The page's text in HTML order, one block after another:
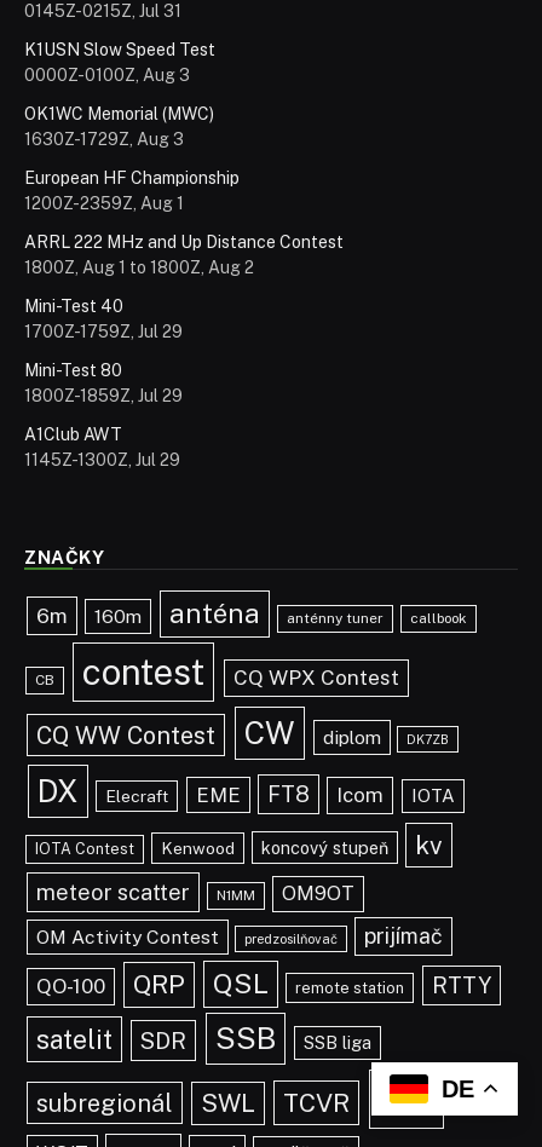
0145Z-0215Z, Jul 31
K1USN Slow Speed Test
0000Z-0100Z, Aug 3
OK1WC Memorial (MWC)
1630Z-1729Z, Aug 3
European HF Championship
1200Z-2359Z, Aug 1
ARRL 222 MHz and Up Distance Contest
1800Z, Aug 1 to 1800Z, Aug 2
Mini-Test 40
1700Z-1759Z, Jul 29
Mini-Test 80
1800Z-1859Z, Jul 29
A1Club AWT
1145Z-1300Z, Jul 29
ZNAČKY
6m 160m anténa anténny tuner callbook
CB contest CQ WPX Contest
CQ WW Contest CW diplom DK7ZB
DX Elecraft EME FT8 Icom IOTA
IOTA Contest Kenwood koncový stupeň kv
meteor scatter N1MM
OM9OT
OM Activity Contest
predzosilňovač prijímač
QO-100 QRP QSL remote station RTTY
satelit SDR SSB SSB liga
subregionál SWL TCVR vkv DE